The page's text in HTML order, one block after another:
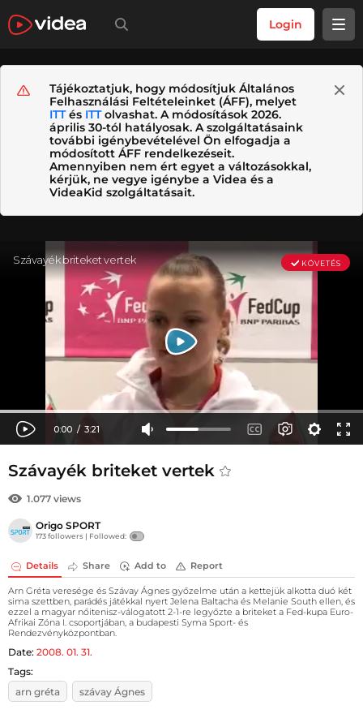
Login
Tájékoztatjuk, hogy módosítjuk Általános
Felhasználási Feltételeinket (ÁFF), melyet
ITTés ITTolvashat. A módosítások 2026.
április 30-tól hatályosak. A szolgáltatásaink
további igénybevételével Ön elfogadja a
módosított ÁFF rendelkezéseit.
Amennyiben nem ért egyet a változásokkal,
kérjük, ne vegye igénybe a Videa és a
VideaKid szolgáltatásait.
Szávayék briteket vertek
1.077 views
Origo SPORT
173 followers | Followed:
Details Share Add to Report
Arn Gréta veresége és Szávay Ágnes győzelme után a kettejük alkotta duó két
sima szettben, parádés játékkal nyert Jelena Baltacha és Melanie South ellen, és
ezzel a magyar nőitenisz-válogatott 2-1-re legyőzte a briteket a Fed-kupa Euro-
Afrikai Zóna I. csoportjában, a budapesti Syma Sport- és
Rendezvényközpontban.
Date: 2008. 01. 31.
Tags:
arn gréta
szávay Ágnes